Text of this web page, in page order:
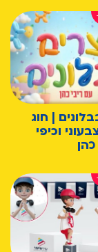
| חוג
וכיפי